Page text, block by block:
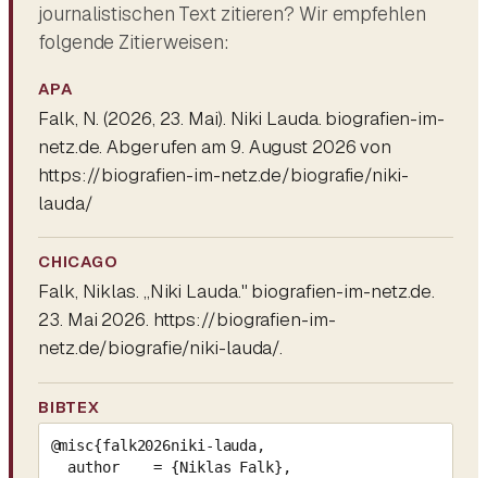
journalistischen Text zitieren? Wir empfehlen
folgende Zitierweisen:
APA
Falk, N. (2026, 23. Mai). Niki Lauda. biografien-im-
netz.de. Abgerufen am 9. August 2026 von
https://biografien-im-netz.de/biografie/niki-
lauda/
CHICAGO
Falk, Niklas. „Niki Lauda." biografien-im-netz.de.
23. Mai 2026. https://biografien-im-
netz.de/biografie/niki-lauda/.
BIBTEX
@misc{falk2026niki-lauda,
  author    = {Niklas Falk},